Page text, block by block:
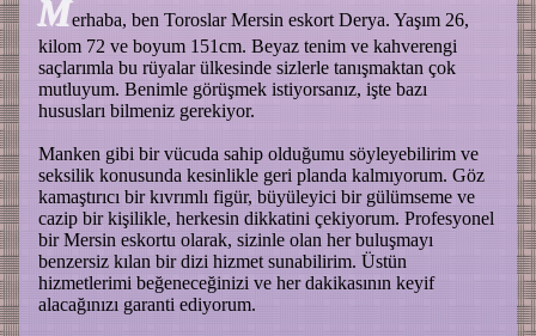
Merhaba, ben Toroslar Mersin eskort Derya. Yaşım 26,
kilom 72 ve boyum 151cm. Beyaz tenim ve kahverengi
saçlarımla bu rüyalar ülkesinde sizlerle tanışmaktan çok
mutluyum. Benimle görüşmek istiyorsanız, işte bazı
hususları bilmeniz gerekiyor.
Manken gibi bir vücuda sahip olduğumu söyleyebilirim ve
seksilik konusunda kesinlikle geri planda kalmıyorum. Göz
kamaştırıcı bir kıvrımlı figür, büyüleyici bir gülümseme ve
cazip bir kişilikle, herkesin dikkatini çekiyorum. Profesyonel
bir Mersin eskortu olarak, sizinle olan her buluşmayı
benzersiz kılan bir dizi hizmet sunabilirim. Üstün
hizmetlerimi beğeneceğinizi ve her dakikasının keyif
alacağınızı garanti ediyorum.